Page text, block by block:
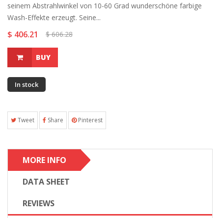
seinem Abstrahlwinkel von 10-60 Grad wunderschöne farbige
Wash-Effekte erzeugt. Seine...
$ 406.21 $ 606.28
BUY
In stock
Tweet Share Pinterest
MORE INFO
DATA SHEET
REVIEWS